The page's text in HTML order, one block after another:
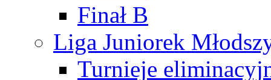
Finał B
Liga Juniorek
Turnieje